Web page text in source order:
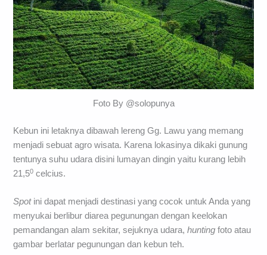
Foto By @solopunya
Kebun ini letaknya dibawah lereng Gg. Lawu yang memang
menjadi sebuat agro wisata. Karena lokasinya dikaki gunung
tentunya suhu udara disini lumayan dingin yaitu kurang lebih
21,50 celcius.
Spotini dapat menjadi destinasi yang cocok untuk Anda yang
menyukai berlibur diarea pegunungan dengan keelokan
pemandangan alam sekitar, sejuknya udara,hunting foto atau
gambar berlatar pegunungan dan kebun teh.